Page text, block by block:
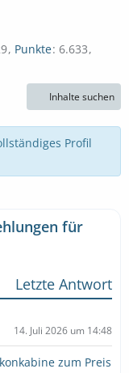
Punkte 6.633
Inhalte suchen
Profil
für
Letzte Antwort
14. Juli 2026 um 14:48
zum Preis